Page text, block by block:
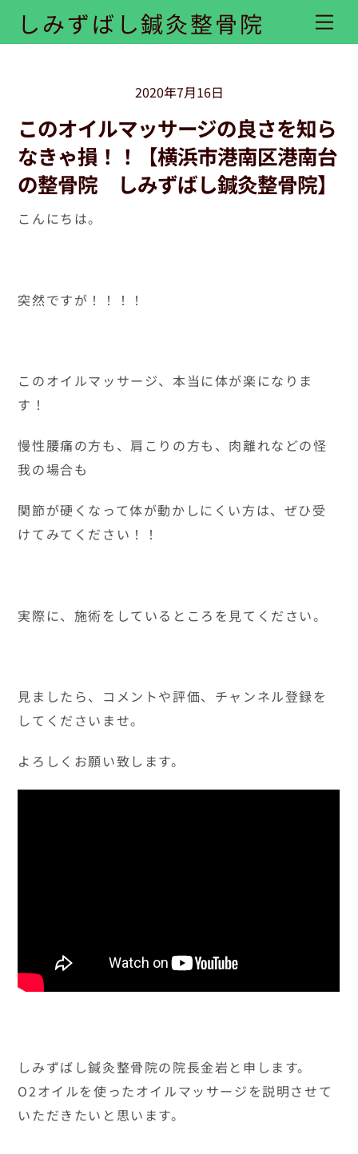
Skipしみずばし鍼灸整骨院
2020年7月16日
このオイルマッサージの良さを知ら
なきゃ損！！【横浜市港南区港南台
の整骨院 しみずばし鍼灸整骨院】
こんにちは。
突然ですが！！！！
このオイルマッサージ、本当に体が楽になりま
す！
慢性腰痛の方も、肩こりの方も、肉離れなどの怪
我の場合も
関節が硬くなって体が動かしにくい方は、ぜひ受
けてみてください！！
実際に、施術をしているところを見てください。
見ましたら、コメントや評価、チャンネル登録を
してくださいませ。
よろしくお願い致します。
しみずばし鍼灸整骨院の院長金岩と申します。
O2オイルを使ったオイルマッサージを説明させて
いただきたいと思います。